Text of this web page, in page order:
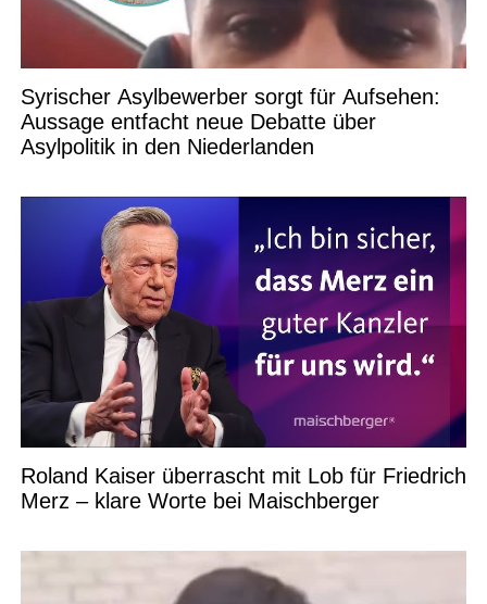
Syrischer Asylbewerber sorgt für Aufsehen:
Aussage entfacht neue Debatte über
Asylpolitik in den Niederlanden
Roland Kaiser überrascht mit Lob für Friedrich
Merz – klare Worte bei Maischberger